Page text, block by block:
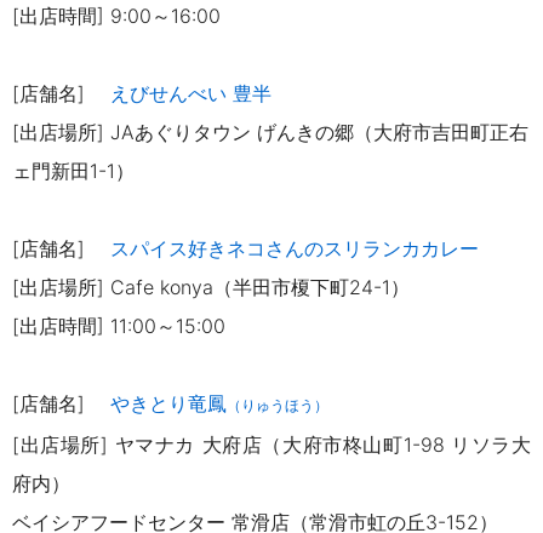
[出店時間] 9:00～16:00
[店舗名]
えびせんべい 豊半
[出店場所] JAあぐりタウン げんきの郷（大府市吉田町正右
ェ門新田1-1）
[店舗名] スパイス好きネコさんのスリランカカレー
[出店場所] Cafe konya（半田市榎下町24-1）
[出店時間] 11:00～15:00
[店舗名] やきとり竜鳳 （りゅうほう）
[出店場所] ヤマナカ 大府店（大府市柊山町1-98 リソラ大
府内）
ベイシアフードセンター 常滑店（常滑市虹の丘3-152）